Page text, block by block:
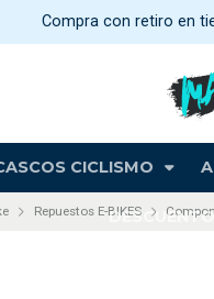
CICLISMO
Compra con retiro en
Repuestos E-BIKES